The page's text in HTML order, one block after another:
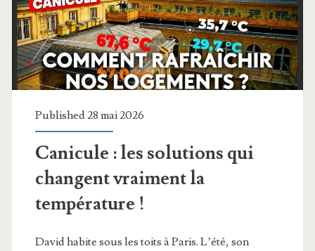
cause
de
ce
moteur
Published 28 mai 2026
Canicule : les solutions qui
changent vraiment la
température !
David habite sous les toits à Paris. L’été, son